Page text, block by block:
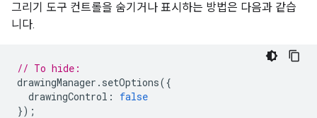
그리기 도구 컨트롤을 숨기거나 표시하는 방법은 다음과 같습
니다.
// To hide:
drawingManager . setOptions({
drawingControl :
false
});